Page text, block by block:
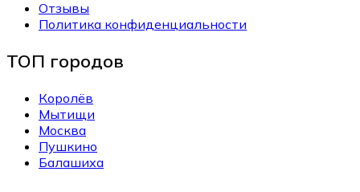
Отзывы
Политика конфиденциальности
ТОП городов
Королёв
Мытищи
Москва
Пушкино
Балашиха